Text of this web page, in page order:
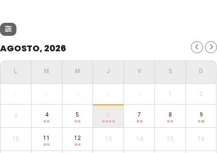
AGOSTO, 2026
- - - - - 1 2
3 4 5 6 7 8 9
10 11 12 13 14 15 16